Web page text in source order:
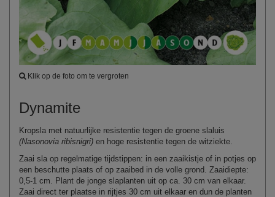
Klik op de foto om te vergroten
Dynamite
Kropsla met natuurlijke resistentie tegen de groene slaluis
(Nasonovia ribisnigri) en hoge resistentie tegen de witziekte.
Zaai sla op regelmatige tijdstippen: in een zaaikistje of in potjes op
een beschutte plaats of op zaaibed in de volle grond. Zaaidiepte:
0,5-1 cm. Plant de jonge slaplanten uit op ca. 30 cm van elkaar.
Zaai direct ter plaatse in rijtjes 30 cm uit elkaar en dun de planten